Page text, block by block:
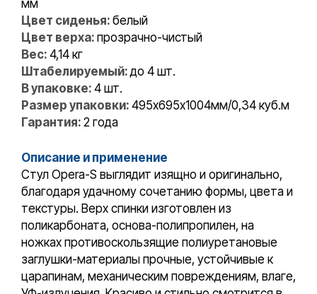
мм
Цвет сиденья: белый
Цвет верха: прозрачно-чистый
Вес: 4,14 кг
Штабелируемый:до 4 шт.
В упаковке: 4 шт.
Размер упаковки: 495х695х1004мм/0,34 куб.м
Гарантия: 2 года
Описание и применение
Стул Opera-S выглядит изящно и оригинально,
благодаря удачному сочетанию формы, цвета и
текстуры. Верх спинки изготовлен из
поликарбоната, основа-полипропилен, на
ножках противоскользящие полиуретановые
заглушки-материалы прочные, устойчивые к
царапинам, механическим повреждениям, влаге,